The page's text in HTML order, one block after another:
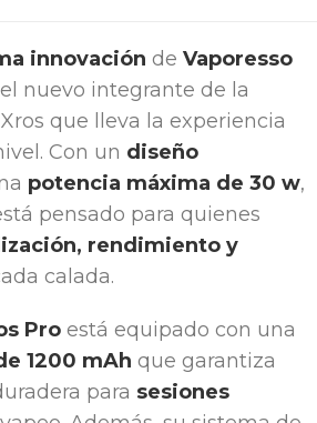
innovación de Vaporesso
nuevo integrante de la
que lleva la experiencia
Con un diseño
potencia máxima de 30 w,
pensado para quienes
rendimiento y
calada.
Pro está equipado con una
1200 mAh que garantiza
para sesiones